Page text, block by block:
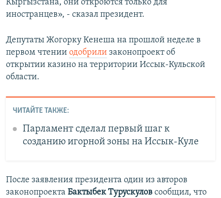
Кыргызстана, они откроются только для
иностранцев», - сказал президент.
Депутаты Жогорку Кенеша на прошлой неделе в
первом чтении одобрили законопроект об
открытии казино на территории Иссык-Кульской
области.
ЧИТАЙТЕ ТАКЖЕ:
Парламент сделал первый шаг к
созданию игорной зоны на Иссык-Куле
После заявления президента один из авторов
законопроекта Бактыбек Турускулов сообщил, что